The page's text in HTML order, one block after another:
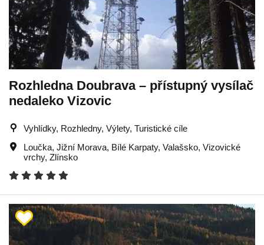
Rozhledna Doubrava – přístupný vysílač
nedaleko Vizovic
Vyhlídky, Rozhledny, Výlety, Turistické cíle
Loučka, Jižní Morava, Bílé Karpaty, Valašsko, Vizovické
vrchy, Zlínsko